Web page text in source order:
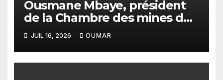
Ousmane Mbaye, président
de la Chambre des mines du
Sénégal : « C’est l’Etat qui doit
assurer le financement des
infrastructures »
JUIL 16, 2026 OUMAR